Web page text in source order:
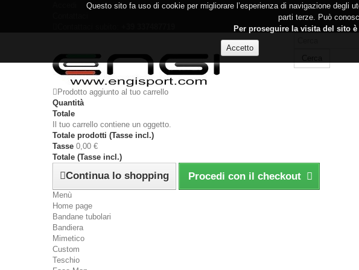
Prodotto aggiunto al tuo carrello
Quantità
Totale
Il tuo carrello contiene un oggetto.
Totale prodotti (Tasse incl.)
Tasse 0,00 €
Totale (Tasse incl.)
Continua lo shopping Procedi con il checkout
Menù
Home page
Bandane tubolari
Bandiera
Mimetico
Custom
Teschio
Questo sito fa uso di cookie per migliorare l’esperienza di navigazione
parti terze. Può
Per proseguire la visita del sito